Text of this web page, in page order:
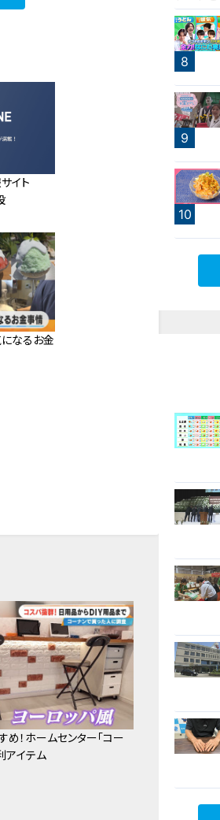
イト
になるお金
！ホームセンター「コー
アイテム
7
8
9
10